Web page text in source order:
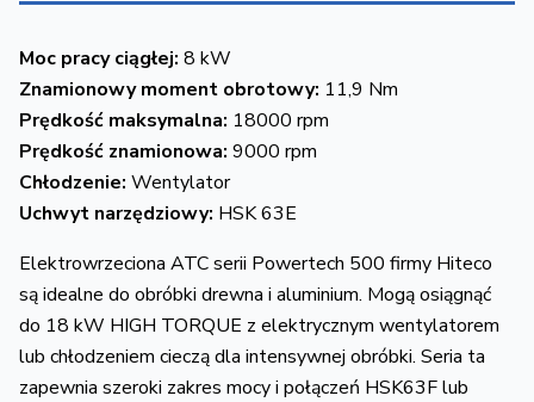
Moc pracy ciągłej: 8 kW
Znamionowy moment obrotowy: 11,9 Nm
Prędkość maksymalna: 18000 rpm
Prędkość znamionowa: 9000 rpm
Chłodzenie: Wentylator
Uchwyt narzędziowy: HSK 63E
Elektrowrzeciona ATC serii Powertech 500 firmy Hiteco
są idealne do obróbki drewna i aluminium. Mogą osiągnąć
do 18 kW HIGH TORQUE z elektrycznym wentylatorem
lub chłodzeniem cieczą dla intensywnej obróbki. Seria ta
zapewnia szeroki zakres mocy i połączeń HSK63F lub